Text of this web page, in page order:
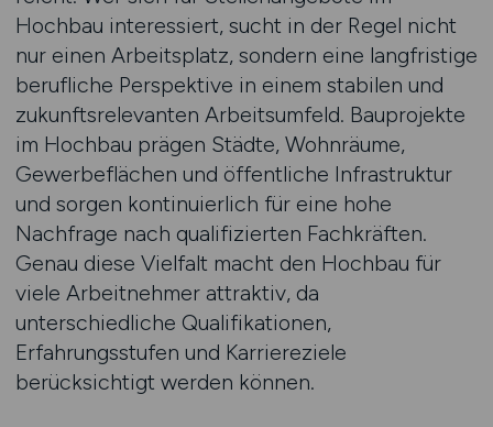
Hochbau interessiert, sucht in der Regel nicht
nur einen Arbeitsplatz, sondern eine langfristige
berufliche Perspektive in einem stabilen und
zukunftsrelevanten Arbeitsumfeld. Bauprojekte
im Hochbau prägen Städte, Wohnräume,
Gewerbeflächen und öffentliche Infrastruktur
und sorgen kontinuierlich für eine hohe
Nachfrage nach qualifizierten Fachkräften.
Genau diese Vielfalt macht den Hochbau für
viele Arbeitnehmer attraktiv, da
unterschiedliche Qualifikationen,
Erfahrungsstufen und Karriereziele
berücksichtigt werden können.